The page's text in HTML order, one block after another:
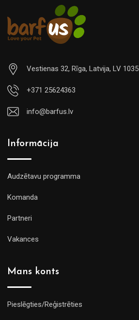
Vestienas 32, Rīga, Latvija, LV 1035
+371 25624363
info@barfus.lv
Informācija
Audzētavu programma
Komanda
Partneri
Vakances
Mans konts
Pieslēgties/Reģistrēties